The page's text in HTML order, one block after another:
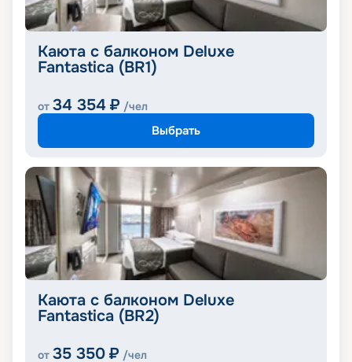
Каюта с балконом Deluxe
Fantastica (BR1)
от 34 354 ₽ /чел
Выбрать
Каюта с балконом Deluxe
Fantastica (BR2)
от 35 350 ₽ /чел